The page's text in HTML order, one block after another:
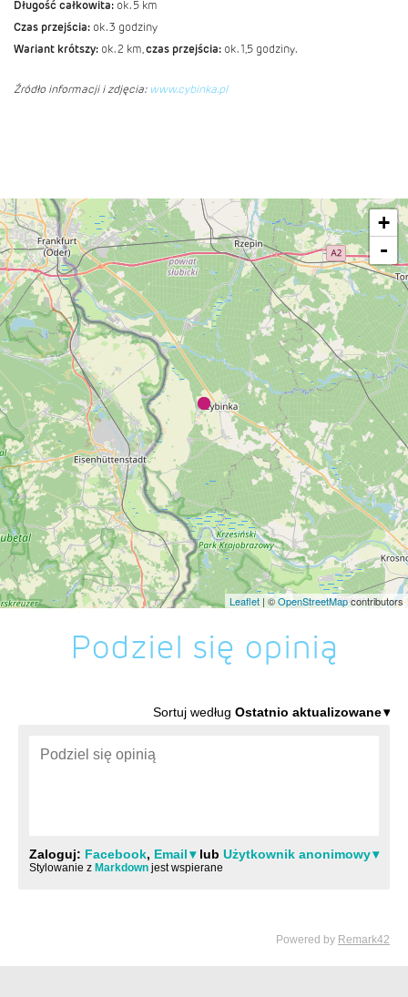
Długość całkowita: ok. 5 km
Czas przejścia: ok. 3 godziny
Wariant krótszy: ok. 2 km,czas przejścia: ok. 1,5 godziny.
Źródło informacji i zdjęcia: www.cybinka.pl
+
-
Leaflet | ©OpenStreetMapcontributors
Podziel się opinią